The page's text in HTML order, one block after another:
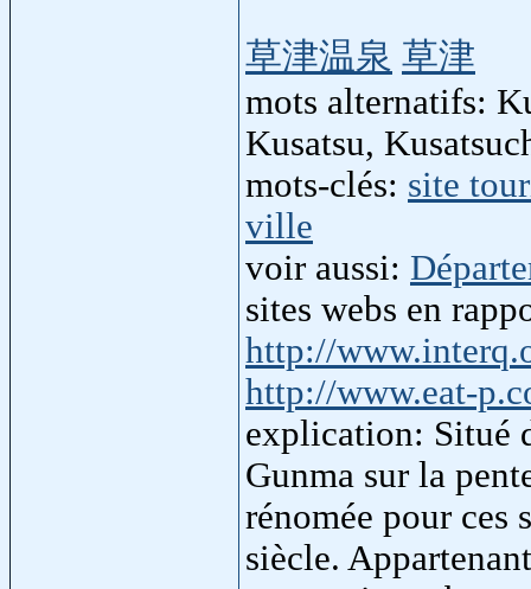
草津温泉 草津
mots alternatifs:
Kusatsu,
mots-clés: site
ville
voir aussi:
sites webs en
http://
http://www.eat-
explication: Situé
Gunma sur la
rénomée pour ces
siècle.